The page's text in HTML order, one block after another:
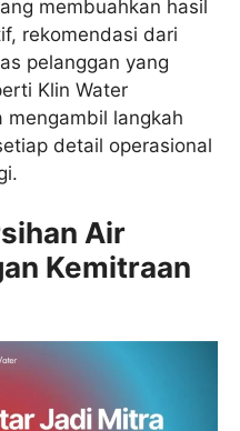
membuahkan hasil
rekomendasi dari
pelanggan yang
Klin Water
mengambil langkah
detail operasional
Air
Kemitraan